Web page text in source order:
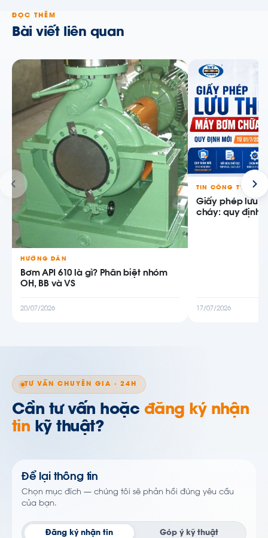
ĐỌC THÊM
Bài viết liên quan
HƯỚNG DẪN
Bơm API 610 là gì? Phân biệt nhóm
OH, BB và VS
20/07/2026
TIN CÔNG TY
Giấy phép lưu
cháy: quy định
17/07/2026
TƯ VẤN CHUYÊN GIA · 24H
Cần tư vấn hoặc đăng ký nhận
tin kỹ thuật?
Để lại thông tin
Chọn mục đích — chúng tôi sẽ phản hồi đúng yêu cầu
của bạn.
Đăng ký nhận tin Góp ý kỹ thuật